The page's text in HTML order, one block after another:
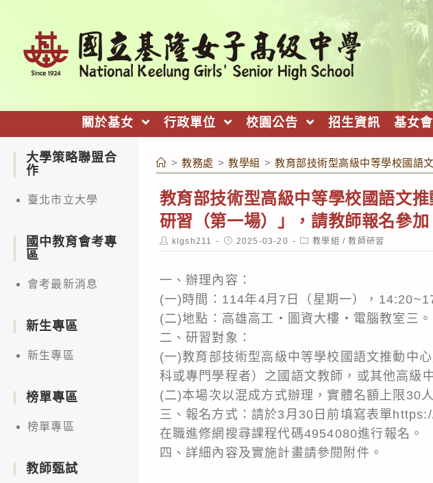
關於基女 行政單位 校園公告 招生資訊 基女
> 教務處 > 教學組 > 教育部技術型高級中等學校國語
教育部技術型高級中等學校國語文
研習（第一場）」，請教師報名參加
Post
author:
klgsh211
Post
published:
2025-03-20
Post
category:
教學組 / 教師研習
一、辦理內容：
(一)時間：114年4月7日（星期一），
(二)地點：高雄高工‧圖資大樓‧電腦教室三。
二、研習對象：
(一)教育部技術型高級中等學校國語文推動中
科或專門學程者）之國語文教師，或其他高級
(二)本場次以混成方式辦理，實體名額上限30人
三、報名方式：請於3月30日前填寫表單
在職進修網搜尋課程代碼4954080進行報名。
四、詳細內容及實施計畫請參閱附件。
大學策略聯盟合
作
臺北市立大學
國中教育會考專
區
會考最新消息
新生專區
新生專區
榜單專區
榜單專區
教師甄試